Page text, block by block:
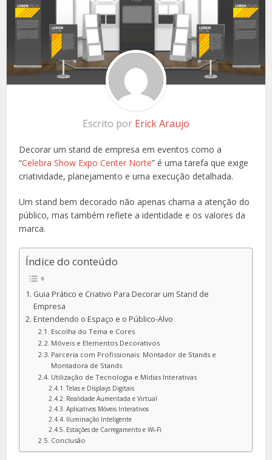
Escrito por Erick Araujo
Decorar um stand de empresa em eventos como a
“Celebra Show Expo Center Norte” é uma tarefa que exige
criatividade, planejamento e uma execução detalhada.
Um stand bem decorado não apenas chama a atenção do
público, mas também reflete a identidade e os valores da
marca.
Índice do conteúdo
Guia Prático e Criativo Para Decorar um Stand de
Empresa
Entendendo o Espaço e o Público-Alvo
Escolha do Tema e Cores
Móveis e Elementos Decorativos
Parceria com Profissionais: Montador de Stands e
Montadora de Stands
Utilização de Tecnologia e Mídias Interativas
Telas e Displays Digitais
Realidade Aumentada e Virtual
Aplicativos Móveis Interativos
Iluminação Inteligente
Estações de Carregamento e Wi-Fi
Conclusão